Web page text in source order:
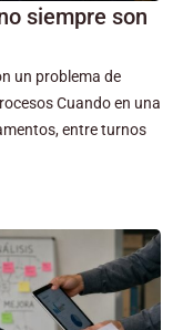
siempre son
un problema de
Cuando en una
entre turnos